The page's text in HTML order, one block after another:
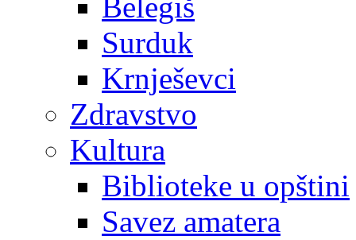
Surduk
Krnješevci
Zdravstvo
Kultura
Biblioteke u opštini
Savez amatera